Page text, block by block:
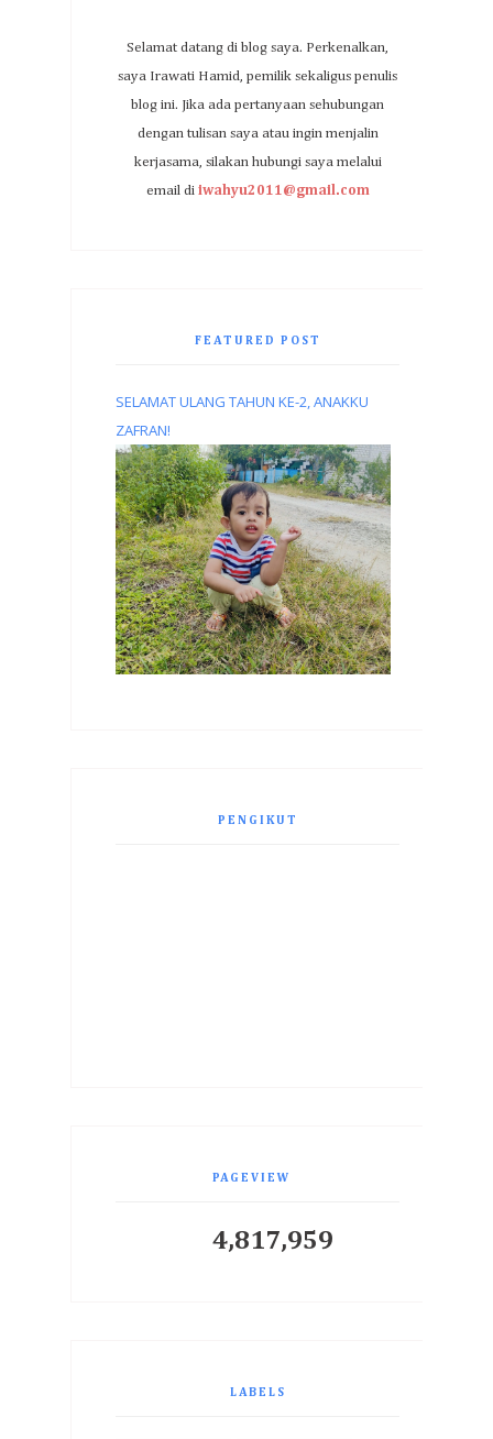
Selamat datang di blog saya. Perkenalkan,
saya Irawati Hamid, pemilik sekaligus penulis
blog ini. Jika ada pertanyaan sehubungan
dengan tulisan saya atau ingin menjalin
kerjasama, silakan hubungi saya melalui
email di iwahyu2011@gmail.com
FEATURED POST
SELAMAT ULANG TAHUN KE-2, ANAKKU
ZAFRAN!
PENGIKUT
PAGEVIEW
4,817,959
LABELS